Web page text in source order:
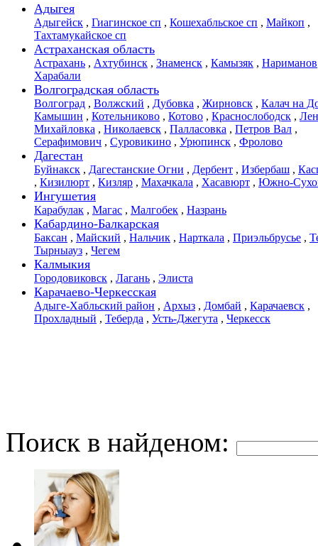
Адыгея
Адыгейск , Гиагинское сп , Кошехабльское сп , Майкоп ,
Тахтамукайское сп
Астраханская область
Астрахань , Ахтубинск , Знаменск , Камызяк , Нариманов
Харабали
Волгоградская область
Волгоград , Волжский , Дубовка , Жирновск , Калач на
Камышин , Котельниково , Котово , Краснослободск ,
Михайловка , Николаевск , Палласовка , Петров Вал ,
Серафимович , Суровикино , Урюпинск , Фролово
Дагестан
Буйнакск , Дагестанские Огни , Дербент , Избербаш ,
, Кизилюрт , Кизляр , Махачкала , Хасавюрт , Южно-
Ингушетия
Карабулак , Магас , Малгобек , Назрань
Кабардино-Балкарская
Баксан , Майский , Нальчик , Нарткала , Приэльбрусье ,
Тырныауз , Чегем
Калмыкия
Городовиковск , Лагань , Элиста
Карачаево-Черкесская
Адыге-Хабльский район , Архыз , Домбай , Карачаевск ,
Прохладный , Теберда , Усть-Джегута , Черкесск
Поиск в найденом: